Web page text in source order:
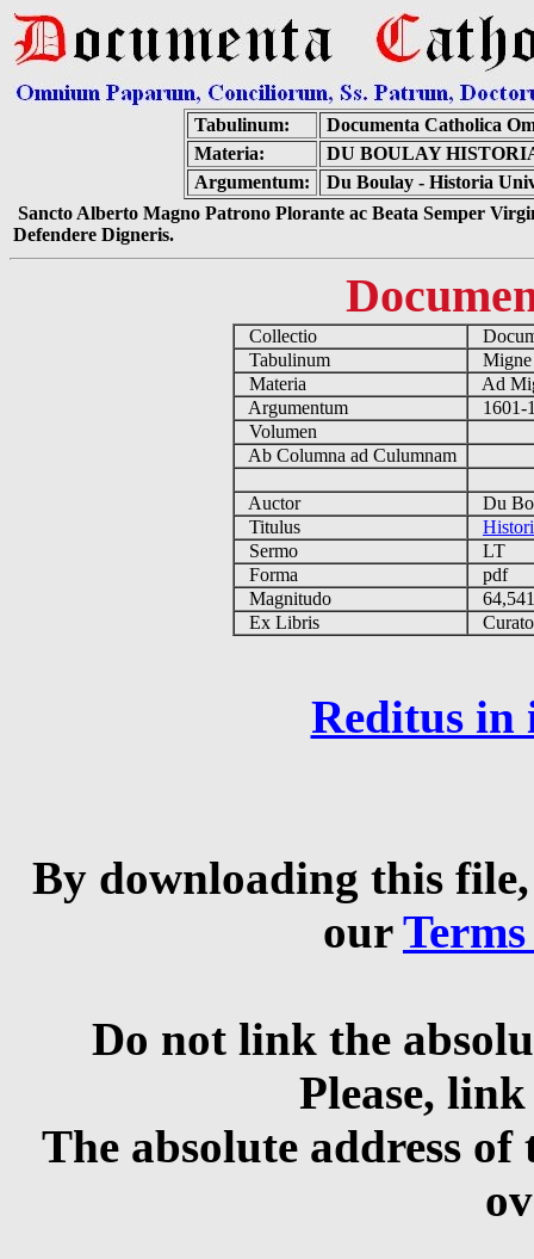
Tabulinum:
Documenta Catholica
Materia:
DU BOULAY
Argumentum:
Du Boulay - Historia
Sancto Alberto Magno Patrono Plorante ac Beata Semper
Defendere Digneris.
Collectio
Tabulinum
Materia
Ad
Argumentum
1601-
Volumen
Ab Columna ad Culumnam
Auctor
Du
Titulus
Sermo
LT
Forma
pdf
Magnitudo
Ex Libris
Reditus in
By downloading this
our
Do not link the
Please,
The absolute address